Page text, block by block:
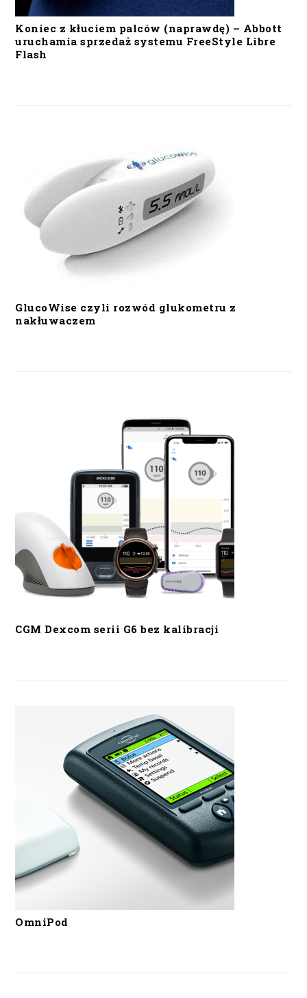
Koniec z kłuciem palców (naprawdę) – Abbott
uruchamia sprzedaż systemu FreeStyle Libre
Flash
GlucoWise czyli rozwód glukometru z
nakłuwaczem
CGM Dexcom serii G6 bez kalibracji
OmniPod